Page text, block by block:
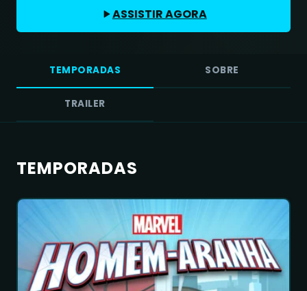
ASSISTIR AGORA
TEMPORADAS SOBRE
TRAILER
TEMPORADAS